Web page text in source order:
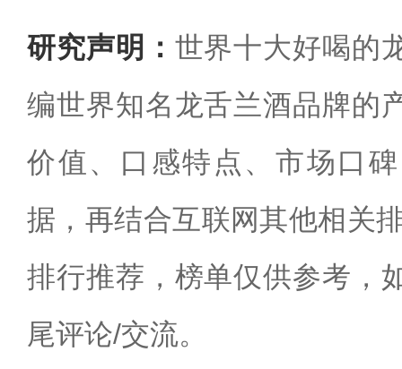
研究声明： 世界十大好喝的
编世界知名龙舌兰酒品牌的
价值、口感特点、市场口
据，再结合互联网其他相关
排行推荐，榜单仅供参考，
尾评论/交流。